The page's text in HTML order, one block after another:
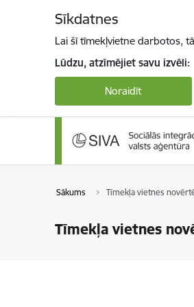
Sīkdatnes
Lai šī tīmekļvietne darbotos,
Lūdzu, atzīmējiet savu izvēli:
Noraidīt
Sākums Tīmekļa vietnes
Tīmekļa vietnes